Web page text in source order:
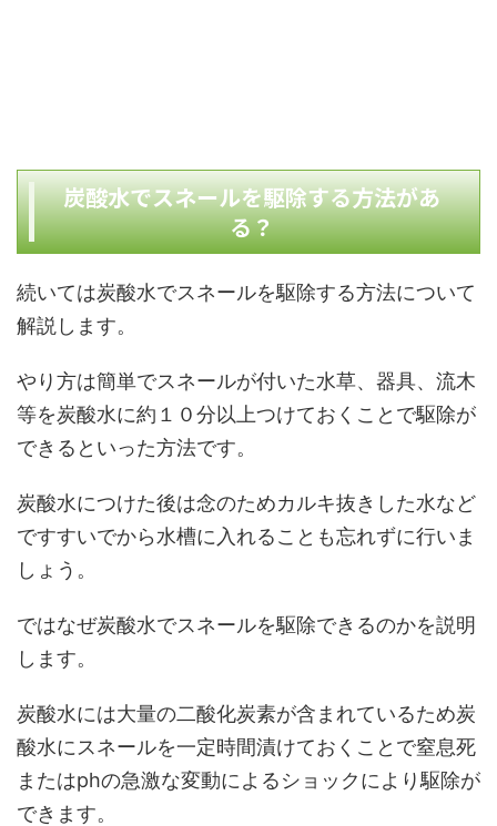
炭酸水でスネールを駆除する方法があ
る？
続いては炭酸水でスネールを駆除する方法について
解説します。
やり方は簡単でスネールが付いた水草、器具、流木
等を炭酸水に約１０分以上つけておくことで駆除が
できるといった方法です。
炭酸水につけた後は念のためカルキ抜きした水など
ですすいでから水槽に入れることも忘れずに行いま
しょう。
ではなぜ炭酸水でスネールを駆除できるのかを説明
します。
炭酸水には大量の二酸化炭素が含まれているため炭
酸水にスネールを一定時間漬けておくことで窒息死
またはphの急激な変動によるショックにより駆除が
できます。